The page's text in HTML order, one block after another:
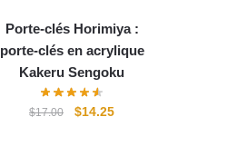
Porte-clés Horimiya :
porte-clés en acrylique
Kakeru Sengoku
$17.00
Le
$14.25Le